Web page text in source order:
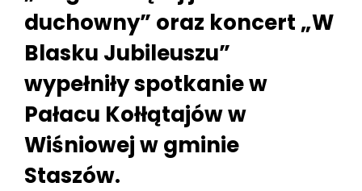
duchowny” oraz koncert „W
Blasku Jubileuszu”
wypełniły spotkanie w
Pałacu Kołłątajów w
Wiśniowej w gminie
Staszów.